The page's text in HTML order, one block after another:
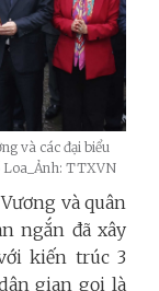
và các đại biểu
Loa_Ảnh: TTXVN
và quân
ngắn đã xây
kiến trúc 3
gian gọi là